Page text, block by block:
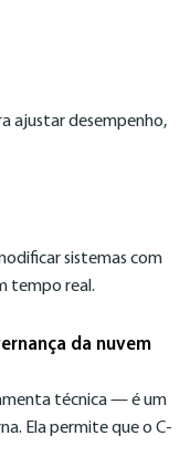
ajustar desempenho,
sistemas com
tempo real.
da nuvem
técnica — é um
Ela permite que o C-